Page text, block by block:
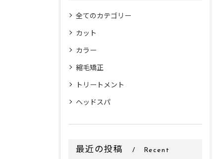
全てのカテゴリー
カット
カラー
縮毛矯正
トリートメント
ヘッドスパ
最近の投稿 Recent